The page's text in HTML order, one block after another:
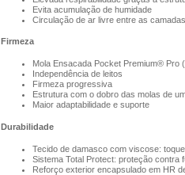
Evita acumulação de humidade
Circulação de ar livre entre as camadas
Firmeza
Mola Ensacada Pocket Premium® Pro
Independência de leitos
Firmeza progressiva
Estrutura com o dobro das molas de
Maior adaptabilidade e suporte
Durabilidade
Tecido de damasco com viscose:
Sistema Total Protect: proteção contra
Reforço exterior encapsulado em HR